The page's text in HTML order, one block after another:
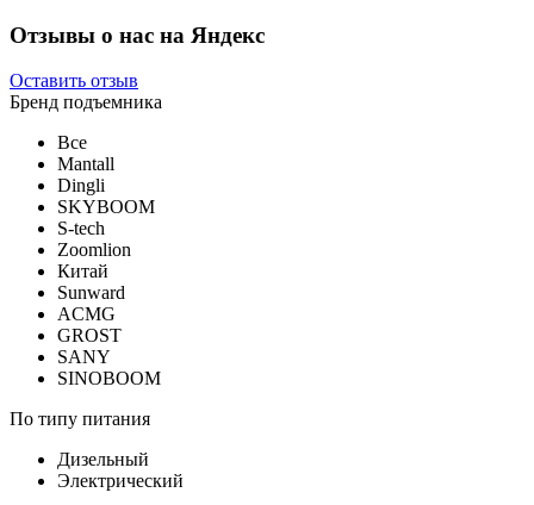
Отзывы о нас на Яндекс
Оставить отзыв
Бренд подъемника
Все
Mantall
Dingli
SKYBOOM
S-tech
Zoomlion
Китай
Sunward
ACMG
GROST
SANY
SINOBOOM
По типу питания
Дизельный
Электрический